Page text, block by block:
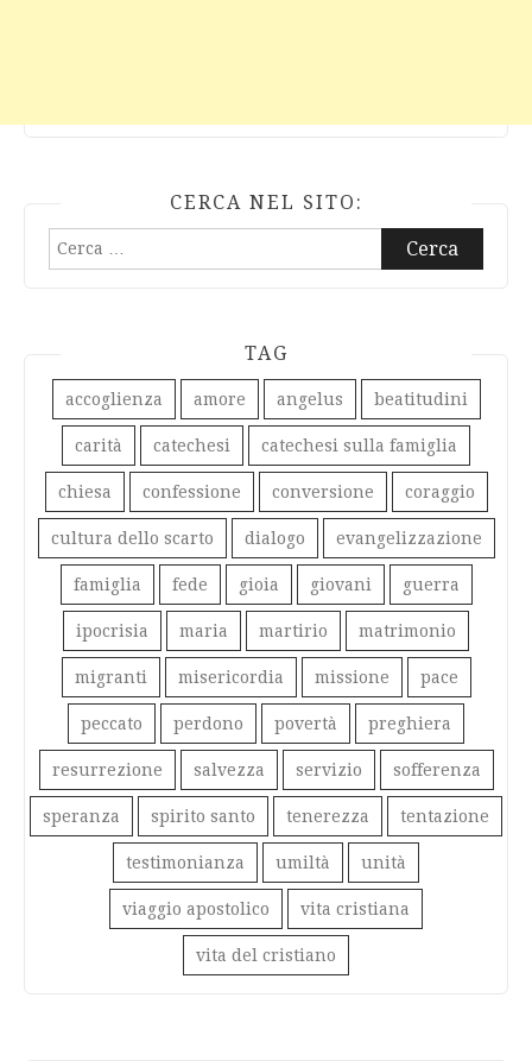
CERCA NEL SITO:
Ricerca
TAG
accoglienza amore angelus beatitudini
carità catechesi catechesi sulla famiglia
chiesa confessione conversione coraggio
cultura dello scarto dialogo evangelizzazione
famiglia fede gioia giovani guerra
ipocrisia maria martirio matrimonio
migranti misericordia missione pace
peccato perdono povertà preghiera
resurrezione salvezza servizio sofferenza
speranza spirito santo tenerezza tentazione
testimonianza umiltà unità
viaggio apostolico vita cristiana
vita del cristiano